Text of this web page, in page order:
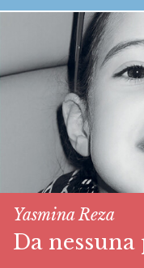
Yasmina Reza
Da nessuna